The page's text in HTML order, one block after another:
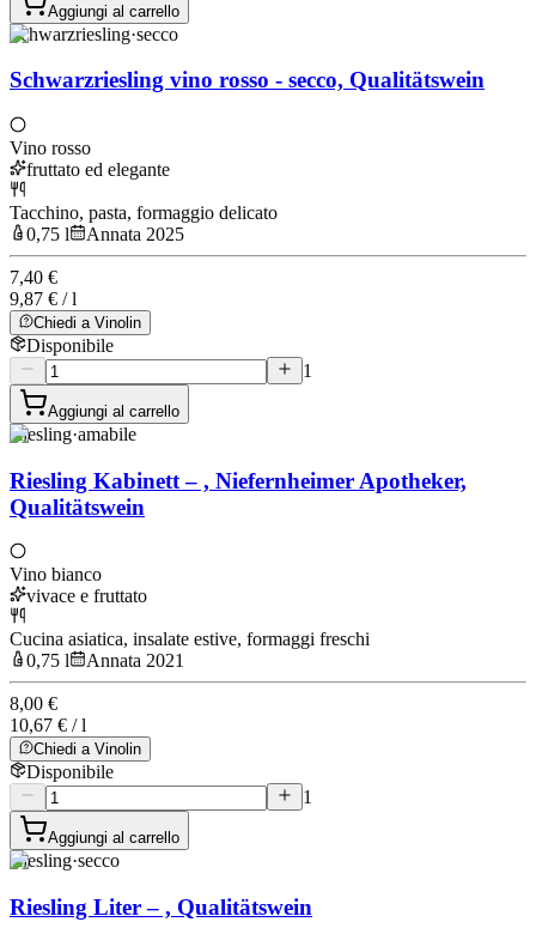
Aggiungi al carrello
Schwarzriesling·secco
Schwarzriesling vino rosso - secco, Qualitätswein
Vino rosso
fruttato ed elegante
Tacchino, pasta, formaggio delicato
0,75 l
Annata 2025
7,40 €
9,87 € / l
Chiedi a Vinolin
Disponibile
1
Aggiungi al carrello
Riesling·amabile
Riesling Kabinett – , Niefernheimer Apotheker,
Qualitätswein
Vino bianco
vivace e fruttato
Cucina asiatica, insalate estive, formaggi freschi
0,75 l
Annata 2021
8,00 €
10,67 € / l
Chiedi a Vinolin
Disponibile
1
Aggiungi al carrello
Riesling·secco
Riesling Liter – , Qualitätswein